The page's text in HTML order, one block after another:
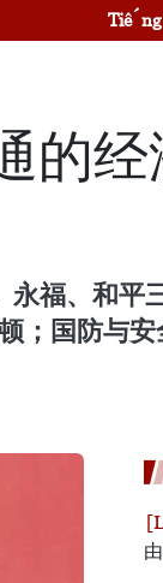
Tiếng
的
福、和平
；国防与